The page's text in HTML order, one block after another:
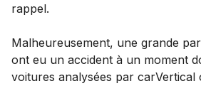
rappel.
Malheureusement, une grande
ont eu un accident à un moment
voitures analysées par carVertical